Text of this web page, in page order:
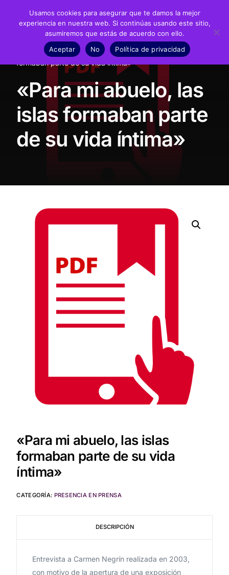
Presencia en prensa
«Para mi abuelo, las islas
formaban parte de su vida íntima»
«Para mi abuelo, las
islas formaban parte
de su vida íntima»
«Para mi abuelo, las islas
formaban parte de su vida
íntima»
CATEGORÍA: PRESENCIA EN PRENSA
DESCRIPCIÓN
Entrevista a Carmen Negrín realizada en 2003,
con motivo de la apertura de una exposición
Usamos cookies para asegurar que te damos la mejor
experiencia en nuestra web. Si continúas usando este sitio,
asumiremos que estás de acuerdo con ello.
Aceptar
No Política de privacidad
Fundación
Recursos
Noticias
Material didáctico